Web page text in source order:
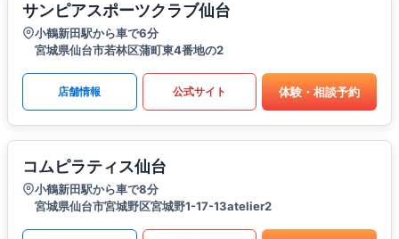
サンピアスポーツクラブ仙台
小鶴新田駅から車で6分
宮城県仙台市若林区蒲町東4番地の2
店舗情報 公式サイト 体験・相談予約
コムピラティス仙台
小鶴新田駅から車で8分
宮城県仙台市宮城野区宮城野1-17-13atelier2